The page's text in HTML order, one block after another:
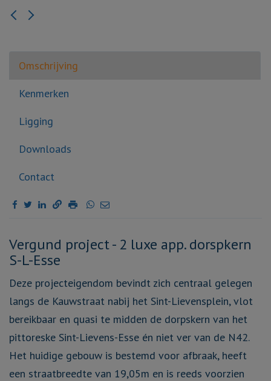
Omschrijving
Kenmerken
Ligging
Downloads
Contact
Omschrijving
Vergund project - 2 luxe app. dorspkern
S-L-Esse
Deze projecteigendom bevindt zich centraal gelegen
langs de Kauwstraat nabij het Sint-Lievensplein, vlot
bereikbaar en quasi te midden de dorpskern van het
pittoreske Sint-Lievens-Esse én niet ver van de N42.
Het huidige gebouw is bestemd voor afbraak, heeft
een straatbreedte van 19,05m en is reeds voorzien